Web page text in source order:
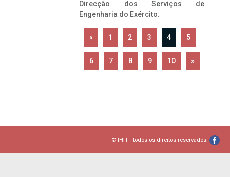
Direcção dos Serviços de
Engenharia do Exército.
« 1 2 3 4 5
6 7 8 9 10 »
© IHIT - todos os direitos reservados.